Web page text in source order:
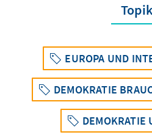
Topik
EUROPA UND
DEMOKRATIE
DEMOKRATIE